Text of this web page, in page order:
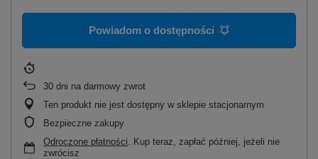
Powiadom o dostępności
30 dni na darmowy zwrot
Ten produkt nie jest dostępny w sklepie stacjonarnym
Bezpieczne zakupy
Odroczone płatności . Kup teraz, zapłać później, jeżeli nie
zwrócisz